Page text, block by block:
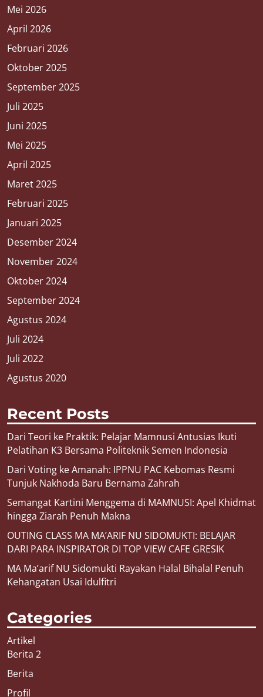
Mei 2026
April 2026
Februari 2026
Oktober 2025
September 2025
Juli 2025
Juni 2025
Mei 2025
April 2025
Maret 2025
Februari 2025
Januari 2025
Desember 2024
November 2024
Oktober 2024
September 2024
Agustus 2024
Juli 2024
Juli 2022
Agustus 2020
Recent Posts
Dari Teori ke Praktik: Pelajar Mamnusi Antusias Ikuti
Pelatihan K3 Bersama Politeknik Semen Indonesia
Dari Voting ke Amanah: IPPNU PAC Kebomas Resmi
Tunjuk Nakhoda Baru Bernama Zahrah
Semangat Kartini Menggema di MAMNUSI: Apel Khidmat
hingga Ziarah Penuh Makna
OUTING CLASS MA MA’ARIF NU SIDOMUKTI: BELAJAR
DARI PARA INSPIRATOR DI TOP VIEW CAFE GRESIK
MA Ma’arif NU Sidomukti Rayakan Halal Bihalal Penuh
Kehangatan Usai Idulfitri
Categories
Artikel
Berita 2
Berita
Profil